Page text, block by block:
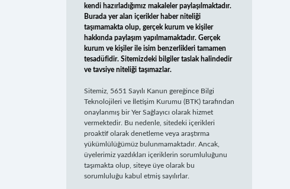
kendi hazırladığımız makaleler paylaşılmaktadır.
Burada yer alan içerikler haber niteliği
taşımamakta olup, gerçek kurum ve kişiler
hakkında paylaşım yapılmamaktadır. Gerçek
kurum ve kişiler ile isim benzerlikleri tamamen
tesadüfidir. Sitemizdeki bilgiler taslak halindedir
ve tavsiye niteliği taşımazlar.
Sitemiz, 5651 Sayılı Kanun gereğince Bilgi
Teknolojileri ve İletişim Kurumu (BTK) tarafından
onaylanmış bir Yer Sağlayıcı olarak hizmet
vermektedir. Bu nedenle, sitedeki içerikleri
proaktif olarak denetleme veya araştırma
yükümlülüğümüz bulunmamaktadır. Ancak,
üyelerimiz yazdıkları içeriklerin sorumluluğunu
taşımakta olup, siteye üye olarak bu
sorumluluğu kabul etmiş sayılırlar.